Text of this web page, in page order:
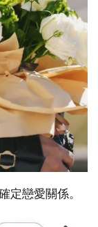
定戀愛關係。